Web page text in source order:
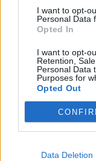
I want to opt-
Personal Data
Opted In
I want to opt-
Retention,
Personal Data
Purposes for
Opted Out
Data Deletion